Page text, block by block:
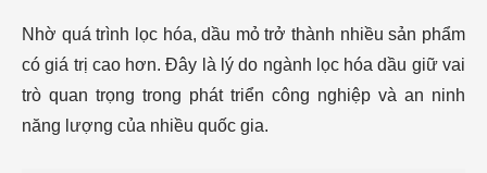
Nhờ quá trình lọc hóa, dầu mỏ trở thành nhiều sản phẩm
có giá trị cao hơn. Đây là lý do ngành lọc hóa dầu giữ vai
trò quan trọng trong phát triển công nghiệp và an ninh
năng lượng của nhiều quốc gia.